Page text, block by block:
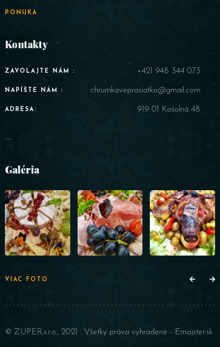
PONUKA
Kontakty
ZAVOLAJTE NÁM : +421 948 344 073
NAPÍŠTE NÁM : chrumkaveprasiatko@gmail.com
ADRESA: 919 01 Košolná 48
...
Galéria
VIAC FOTO
© ZUPER,s.r.o., 2021 . Všetky práva vyhradené - Emajster.sk
RESERVE A TABLE